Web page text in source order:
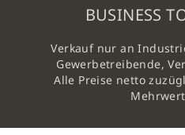
BUSINESS
Verkauf nur an
Gewerbetreibende,
Alle Preise netto